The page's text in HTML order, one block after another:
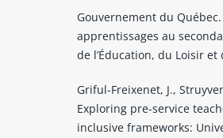
Gouvernement du Québec.
apprentissages au
de l’Éducation, du Loisir et
Griful-Freixenet, J.,
Exploring pre-service
inclusive frameworks: